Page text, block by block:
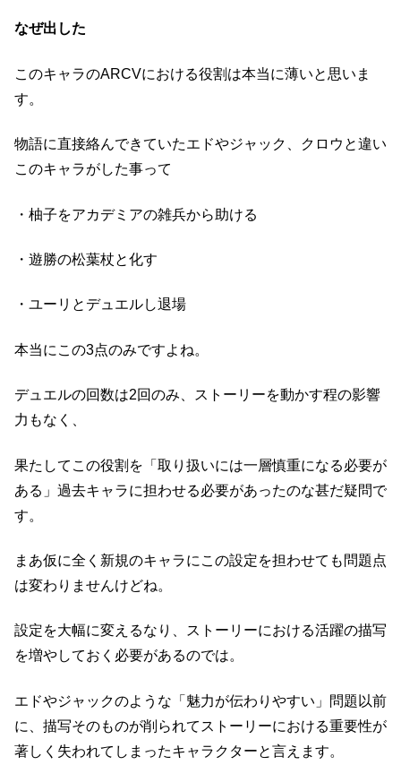
なぜ出した
このキャラのARCVにおける役割は本当に薄いと思いま
す。
物語に直接絡んできていたエドやジャック、クロウと違い
このキャラがした事って
・柚子をアカデミアの雑兵から助ける
・遊勝の松葉杖と化す
・ユーリとデュエルし退場
本当にこの3点のみですよね。
デュエルの回数は2回のみ、ストーリーを動かす程の影響
力もなく、
果たしてこの役割を「取り扱いには一層慎重になる必要が
ある」過去キャラに担わせる必要があったのな甚だ疑問で
す。
まあ仮に全く新規のキャラにこの設定を担わせても問題点
は変わりませんけどね。
設定を大幅に変えるなり、ストーリーにおける活躍の描写
を増やしておく必要があるのでは。
エドやジャックのような「魅力が伝わりやすい」問題以前
に、描写そのものが削られてストーリーにおける重要性が
著しく失われてしまったキャラクターと言えます。